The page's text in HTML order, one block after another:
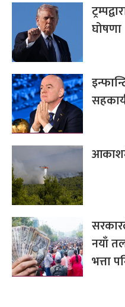
घोषणा
नयाँ
भत्ता